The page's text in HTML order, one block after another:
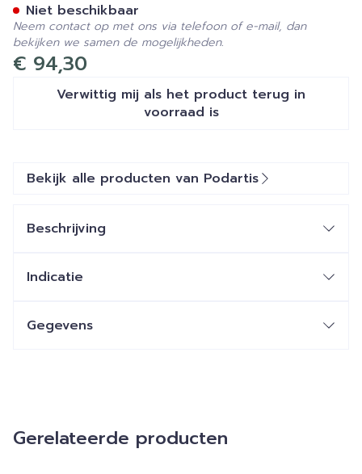
€ 94,30
Verwittig mij als het product terug in
voorraad is
Niet beschikbaar
Neem contact op met ons via telefoon of e-mail, dan
bekijken we samen de mogelijkheden.
Bekijk alle producten van Podartis
Beschrijving
Indicatie
Gegevens
Gerelateerde producten